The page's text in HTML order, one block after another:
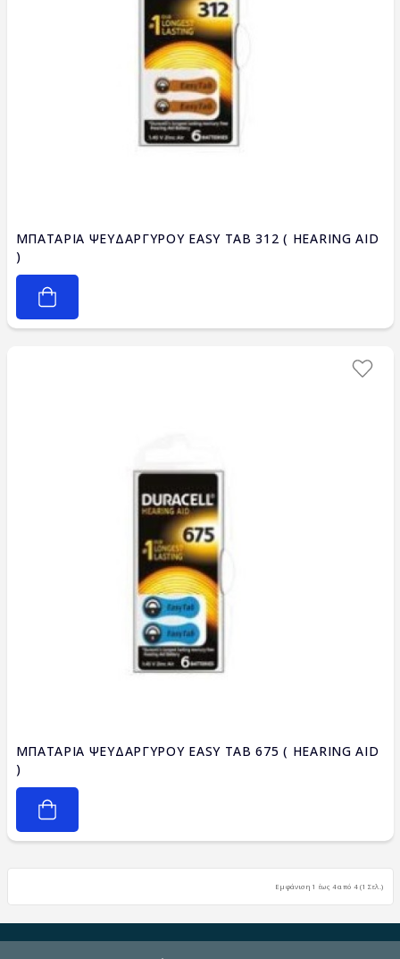
ΜΠΑΤΑΡΙΑ ΨΕΥΔΑΡΓΥΡΟΥ EASY TAB 312 ( HEARING AID
)
ΜΠΑΤΑΡΙΑ ΨΕΥΔΑΡΓΥΡΟΥ EASY TAB 675 ( HEARING AID
)
Εμφάνιση 1 έως 4 από 4 (1 Σελ.)